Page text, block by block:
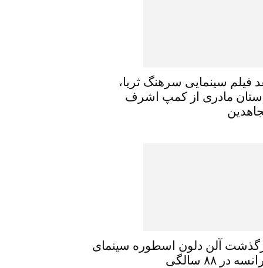
فیلم سینمایی سرهنگ ثریا،
مادری از کمپ اشرف
آلن دلون اسطورە سینمای
در ۸۸ سالگی